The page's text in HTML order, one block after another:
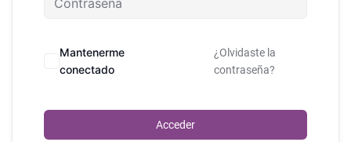
Mantenerme
conectado
¿Olvidaste la
contraseña?
Acceder